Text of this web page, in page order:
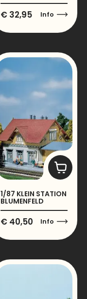
€ 32,95 Info
1/87 KLEIN STATION
BLUMENFELD
€ 40,50 Info